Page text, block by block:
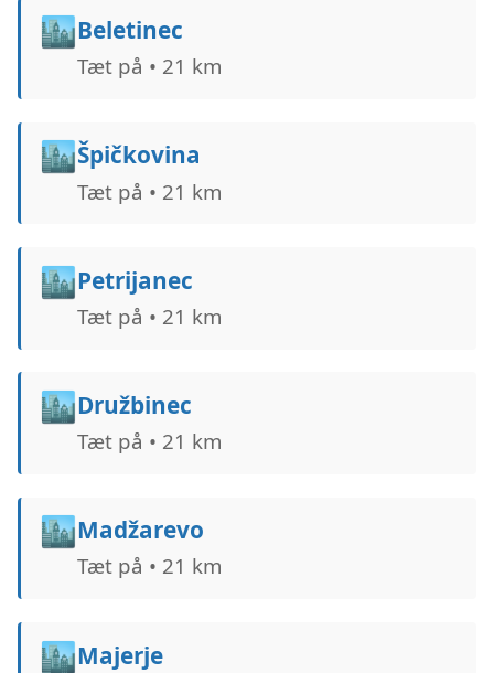
🏙️Beletinec
Tæt på • 21 km
🏙️Špičkovina
Tæt på • 21 km
🏙️Petrijanec
Tæt på • 21 km
🏙️Družbinec
Tæt på • 21 km
🏙️Madžarevo
Tæt på • 21 km
🏙️Majerje